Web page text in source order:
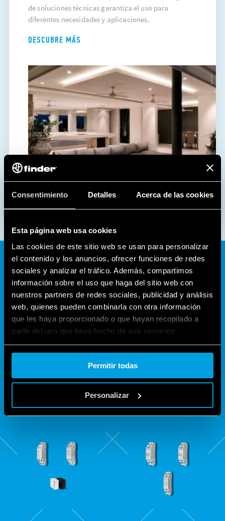
Consentimiento Detalles Acerca de las cookies
Esta página web usa cookies
Las cookies de este sitio web se usan para personalizar
el contenido y los anuncios, ofrecer funciones de redes
sociales y analizar el tráfico. Además, compartimos
información sobre el uso que haga del sitio web con
nuestros partners de redes sociales, publicidad y análisis
web, quienes pueden combinarla con otra información
que les haya proporcionado o que hayan recopilado a
partir del uso que haya hecho de sus servicios.
Cookie policy.
Permitir todas
Personalizar
de soluciones técnicas garantiza el uso para
diferentes necesidades y aplicaciones.
DESCUBRE MÁS
DESDE HACE 70 AÑOS EL
"CLIC" QUE ILUMINA LAS
CASAS Y NO SOLO
Las distintas versiones de telerruptores electromecánicos y
electrónicos garantizan, además de una elección de
calidad, la posibilidad de seleccionar la mejor solución
para cada situación de aplicación.